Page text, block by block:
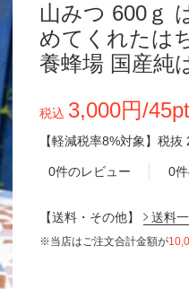
山みつ 600ｇ
めてくれたは
養蜂場 国産純
税込 3,000円/45pt
【軽減税率8%対象】 税抜
0件のレビュー 0
【送料・その他】 送料
※当店はご注文合計金額が